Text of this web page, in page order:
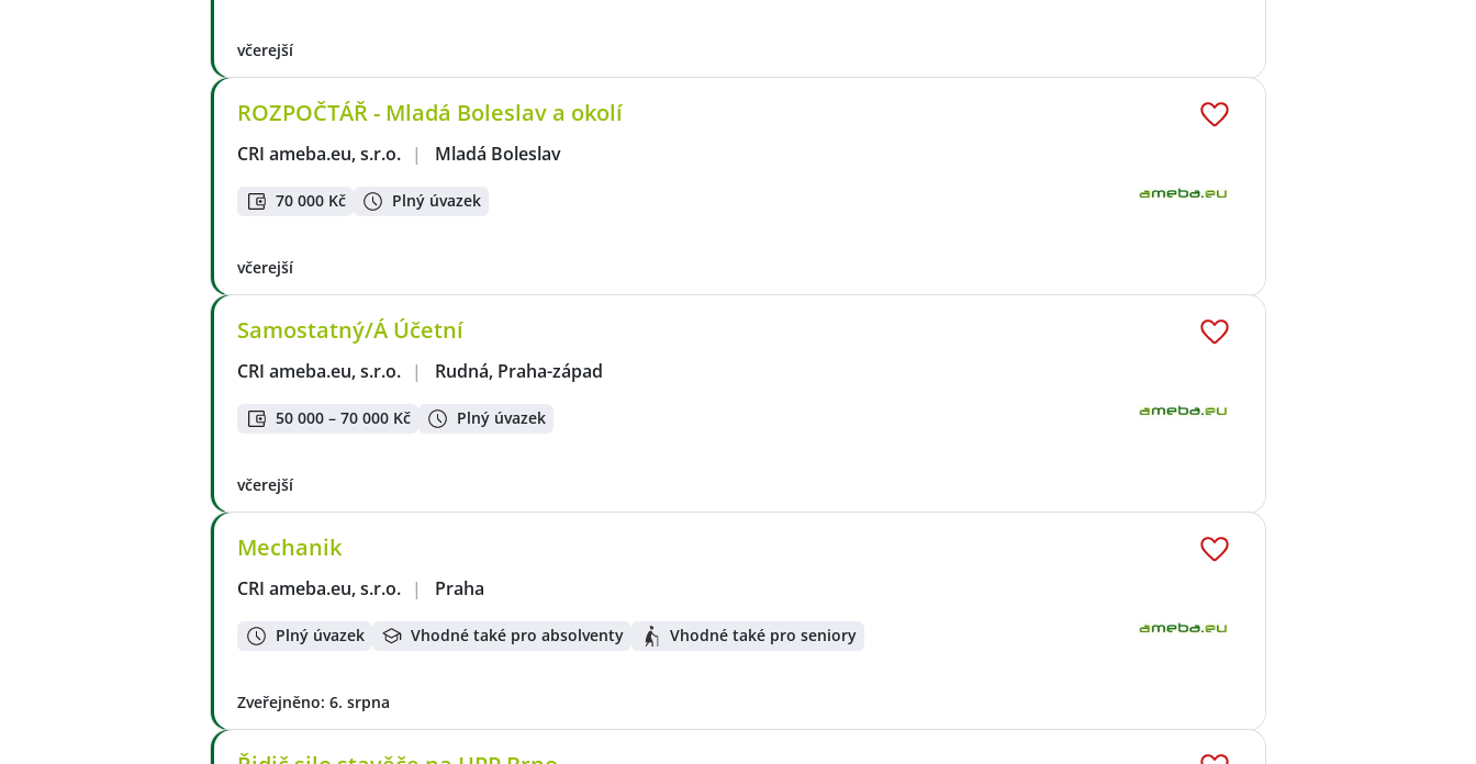
včerejší
ROZPOČTÁŘ - Mladá Boleslav a okolí
CRI ameba.eu, s.r.o. | Mladá Boleslav
70 000 Kč Plný úvazek
včerejší
Samostatný/Á Účetní
CRI ameba.eu, s.r.o. | Rudná, Praha-západ
50 000 – 70 000 Kč Plný úvazek
včerejší
Mechanik
CRI ameba.eu, s.r.o. | Praha
Plný úvazek Vhodné také pro absolventy Vhodné také pro seniory
Zveřejněno: 6. srpna